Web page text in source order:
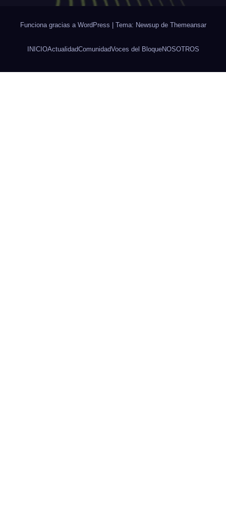
Funciona gracias a WordPress Tema: Newsup de Themeansar
INICIOActualidadComunidadVoces del BloqueNOSOTROS